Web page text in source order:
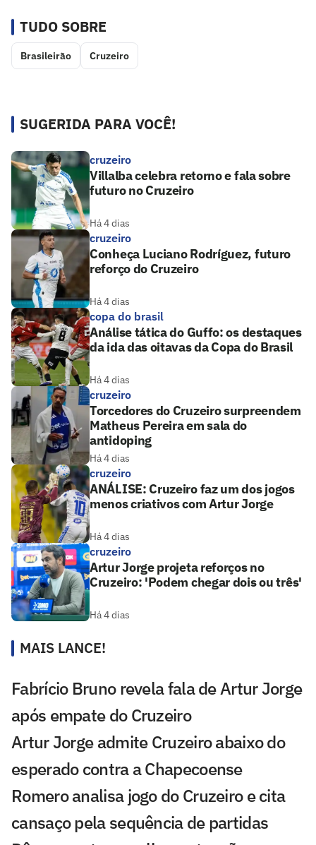
TUDO SOBRE
Brasileirão Cruzeiro
SUGERIDA PARA VOCÊ!
cruzeiro
Villalba celebra retorno e fala sobre
futuro no Cruzeiro
Há 4 dias
cruzeiro
Conheça Luciano Rodríguez, futuro
reforço do Cruzeiro
Há 4 dias
copa do brasil
Análise tática do Guffo: os destaques
da ida das oitavas da Copa do Brasil
Há 4 dias
cruzeiro
Torcedores do Cruzeiro surpreendem
Matheus Pereira em sala do
antidoping
Há 4 dias
cruzeiro
ANÁLISE: Cruzeiro faz um dos jogos
menos criativos com Artur Jorge
Há 4 dias
cruzeiro
Artur Jorge projeta reforços no
Cruzeiro: 'Podem chegar dois ou três'
Há 4 dias
MAIS LANCE!
Fabrício Bruno revela fala de Artur Jorge
após empate do Cruzeiro
Artur Jorge admite Cruzeiro abaixo do
esperado contra a Chapecoense
Romero analisa jogo do Cruzeiro e cita
cansaço pela sequência de partidas